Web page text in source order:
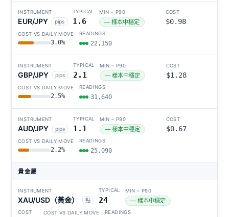
EUR/JPY pips 1.6 — 樣本中穩定 $0.98
3.0% 22,150
GBP/JPY pips 2.1 — 樣本中穩定 $1.28
2.5% 31,640
AUD/JPY pips 1.1 — 樣本中穩定 $0.67
2.2% 25,090
貴金屬
XAU/USD（黃金） 點 24 — 樣本中穩定